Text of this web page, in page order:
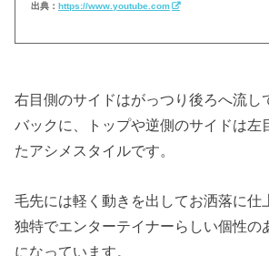
出典： https://www.youtube.com
右目側のサイドはがっつり後ろへ流し
バックに、トップや逆側のサイドは左
たアシメスタイルです。
毛先には軽く動きを出してお洒落に仕
独特でエンターテイナーらしい個性の
になっています。